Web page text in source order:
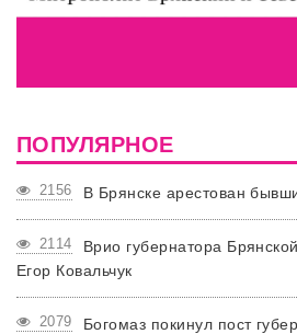
ПОПУЛЯРНОЕ
2156 В Брянске арестован
2114
Врио губернатора
Егор Ковальчук
2079
Богомаз покинул пост